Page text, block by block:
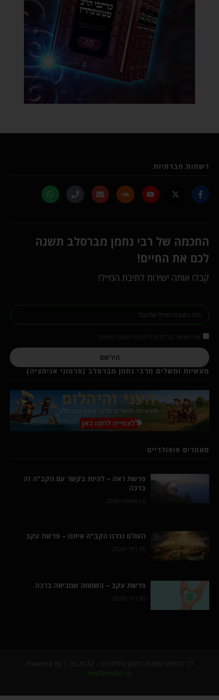
רשתות חברתיות
החכמה של רבי נחמן מברסלב תשנה
לכם את החיים!
קבלו אותה ישירות לתיבת המייל!
הירשם
מעשיות ומשלים מרבי נחמן מברסלב (סרטוני אנימציה)
מאמרים פופולריים
פרשת ראה – להיות בקשר עם הקב"ה זה
ברכה
6 באוגוסט 2026
העולם נגדנו הקב"ה איתנו – פרשת עקב
30 ביולי 2026
פרשת עקב – השמחה שמביאה ברכה
30 ביולי 2026
nextbracket.io